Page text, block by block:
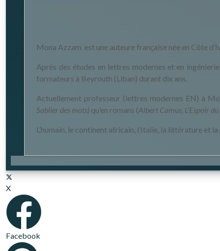
Mona Azzam est une auteure française née en Côte
Après des études en lettres modernes et en
formateurs à Beyrouth (Liban) durant dix ans.
Actuellement professeur (lettres modernes EN) à
Sablier des mots) qu’en romans (Albert Camus, L’Espoir
L’humain, le continent africain, l’Italie, la littérature et
X
Facebook